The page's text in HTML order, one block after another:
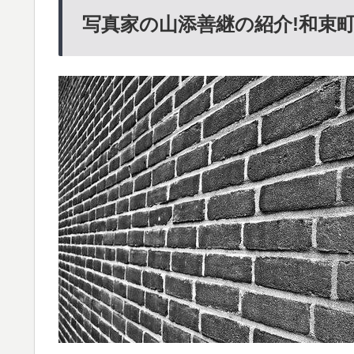
写真家の山添善継の紹介!和束